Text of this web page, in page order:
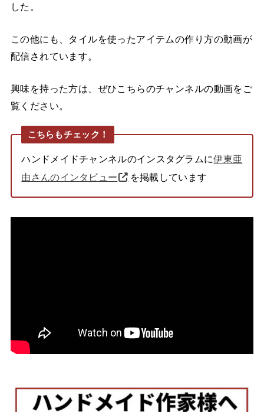
した。
この他にも、タイルを使ったアイテムの作り方の動画が
配信されています。
興味を持った方は、ぜひこちらのチャンネルの動画をご
覧ください。
こちらもチェック！
ハンドメイドチャンネルのインスタグラムに伊東亜
由さんのインタビュー
を掲載しています